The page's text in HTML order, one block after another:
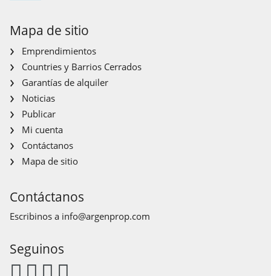
Mapa de sitio
Emprendimientos
Countries y Barrios Cerrados
Garantías de alquiler
Noticias
Publicar
Mi cuenta
Contáctanos
Mapa de sitio
Contáctanos
Escribinos a info@argenprop.com
Seguinos